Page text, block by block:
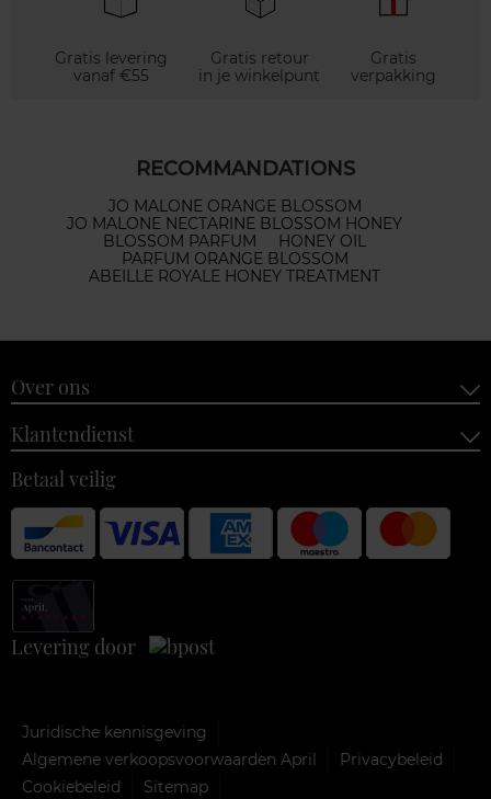
Gratis levering
vanaf €55
Gratis retour
in je winkelpunt
Gratis
verpakking
RECOMMANDATIONS
JO MALONE ORANGE BLOSSOM
JO MALONE NECTARINE BLOSSOM HONEY
BLOSSOM PARFUM
HONEY OIL
PARFUM ORANGE BLOSSOM
ABEILLE ROYALE HONEY TREATMENT
Over ons
Klantendienst
Betaal veilig
Levering door
Juridische kennisgeving
Algemene verkoopsvoorwaarden April
Privacybeleid
Cookiebeleid
Sitemap